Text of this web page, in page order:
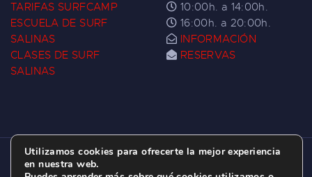
TARIFAS SURFCAMP
ESCUELA DE SURF
SALINAS
CLASES DE SURF
SALINAS
10:00h. a 14:00h.
16:00h. a 20:00h.
INFORMACIÓN
RESERVAS
ESCUELA DE SURF LAS DUNAS ©
2026.
Utilizamos cookies para ofrecerte la mejor experiencia
en nuestra web.